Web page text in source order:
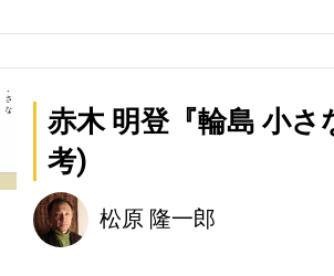
赤木 明登『輪島 小
考)
松原 隆一郎